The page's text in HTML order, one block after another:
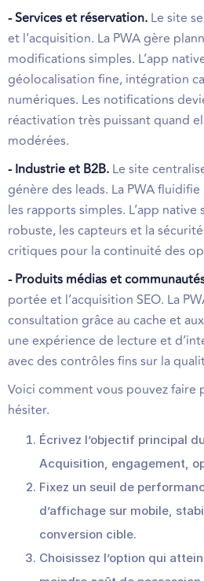
- Services et réservation. Le site
et l’acquisition. La PWA gère
modifications simples. L’app
géolocalisation fine, intégration
numériques. Les notifications
réactivation très puissant quand
modérées.
- Industrie et B2B. Le site
génère des leads. La PWA
les rapports simples. L’app native
robuste, les capteurs et la
critiques pour la continuité des
- Produits médias et
portée et l’acquisition SEO. La
consultation grâce au cache et
une expérience de lecture et
avec des contrôles fins sur la
Voici comment vous pouvez faire
hésiter.
Écrivez l’objectif principal
Acquisition, engagement,
Fixez un seuil de
d’affichage sur mobile,
conversion cible.
Choisissez l’option qui